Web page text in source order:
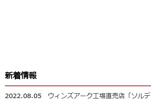
新着情報
2022.08.05 ウィンズアーク工場直売店「ソル